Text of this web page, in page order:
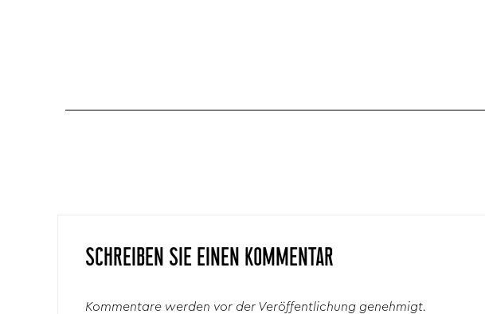
SCHREIBEN SIE EINEN KOMMENTAR
Kommentare werden vor der Veröffentlichung genehmigt.